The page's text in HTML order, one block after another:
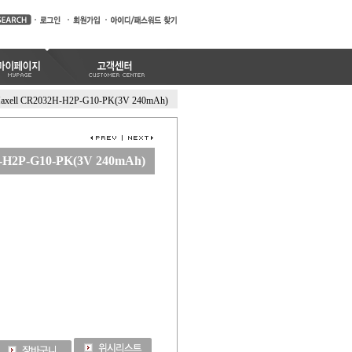
CR2032H-H2P-G10-PK(3V 240mAh)
G10-PK(3V 240mAh)